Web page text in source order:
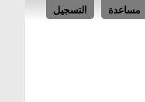
التسجيل مساعدة